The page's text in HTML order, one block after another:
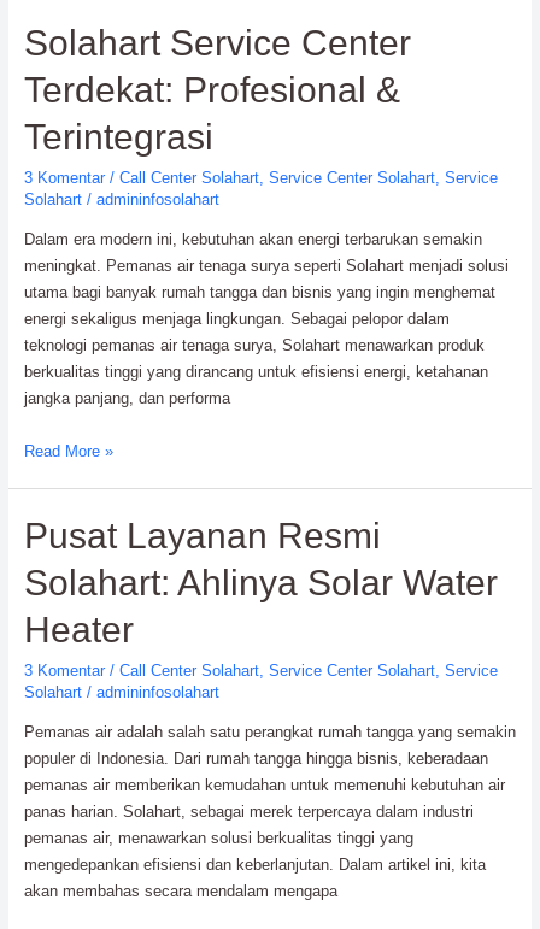
Solahart
Penting?
Jawabannya!
Solahart Service Center
Terdekat: Profesional &
Terintegrasi
3 Komentar / Call Center Solahart, Service Center Solahart, Service
Solahart/ admininfosolahart
Dalam era modern ini, kebutuhan akan energi terbarukan semakin
meningkat. Pemanas air tenaga surya seperti Solahart menjadi solusi
utama bagi banyak rumah tangga dan bisnis yang ingin menghemat
energi sekaligus menjaga lingkungan. Sebagai pelopor dalam
teknologi pemanas air tenaga surya, Solahart menawarkan produk
berkualitas tinggi yang dirancang untuk efisiensi energi, ketahanan
jangka panjang, dan performa
Solahart
Terdekat:
&
Read More »
Pusat Layanan Resmi
Solahart: Ahlinya Solar Water
Heater
3 Komentar / Call Center Solahart, Service Center Solahart, Service
Solahart/ admininfosolahart
Pemanas air adalah salah satu perangkat rumah tangga yang semakin
populer di Indonesia. Dari rumah tangga hingga bisnis, keberadaan
pemanas air memberikan kemudahan untuk memenuhi kebutuhan air
panas harian. Solahart, sebagai merek terpercaya dalam industri
pemanas air, menawarkan solusi berkualitas tinggi yang
mengedepankan efisiensi dan keberlanjutan. Dalam artikel ini, kita
akan membahas secara mendalam mengapa